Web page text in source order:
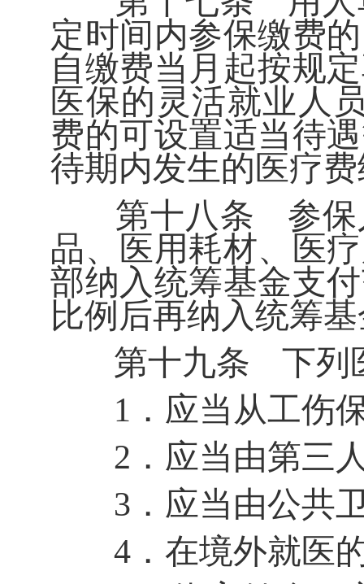
定时间内参保缴费
自缴费当月起按规
医保的灵活就业人
费的可设置适当待
待期内发生的医疗
第十八条
参
品、医用耗材、医
部纳入统筹基金支
比例后再纳入统筹
第十九条
下列
1 ． 应当从工伤
2 ． 应当由第三
3 ． 应当由公共
4 ． 在境外就医